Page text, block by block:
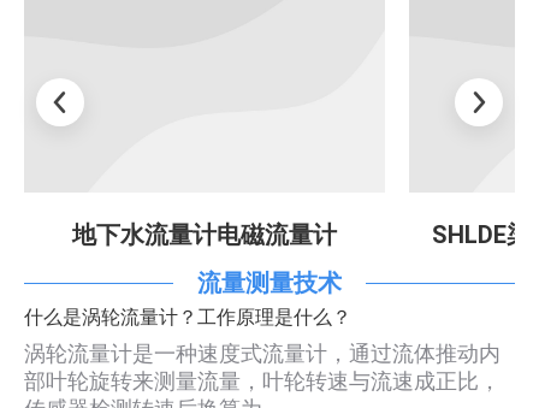
地下水流量计电磁流量计
SHLDE
流量测量技术
什么是涡轮流量计？工作原理是什么？
涡轮流量计是一种速度式流量计，通过流体推动内
部叶轮旋转来测量流量，叶轮转速与流速成正比，